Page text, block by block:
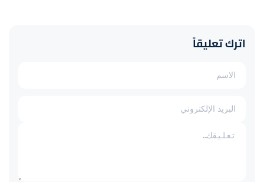
اترك تعليقاً